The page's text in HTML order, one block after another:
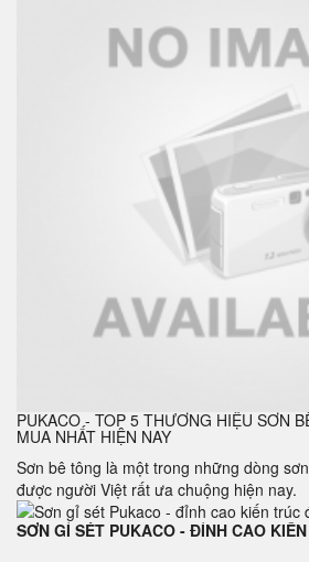
PUKACO - TOP 5 THƯƠNG HIỆU SƠN
MUA NHẤT HIỆN NAY
Sơn bê tông là một trong những dòng
được người Việt rất ưa chuộng hiện nay.
SƠN GỈ SÉT PUKACO - ĐỈNH CAO